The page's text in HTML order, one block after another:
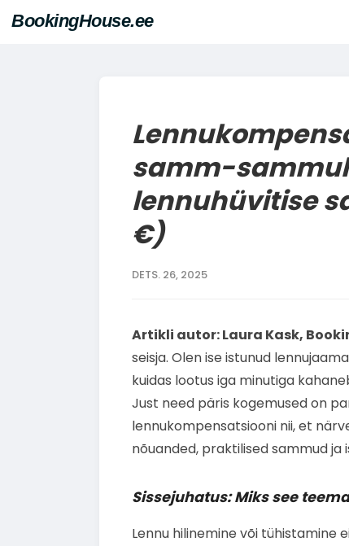
BookingHouse.ee
samm-
lennuhüvitise
€)
DETS. 26, 2025
Artikli autor: Laura Kask,
seisja. Olen ise istunud
kuidas lootus iga minutiga
Just need päris kogemused on
lennukompensatsiooni nii, et
nõuanded, praktilised sammud ja
Sissejuhatus: Miks see
Lennu hilinemine või tühistamine